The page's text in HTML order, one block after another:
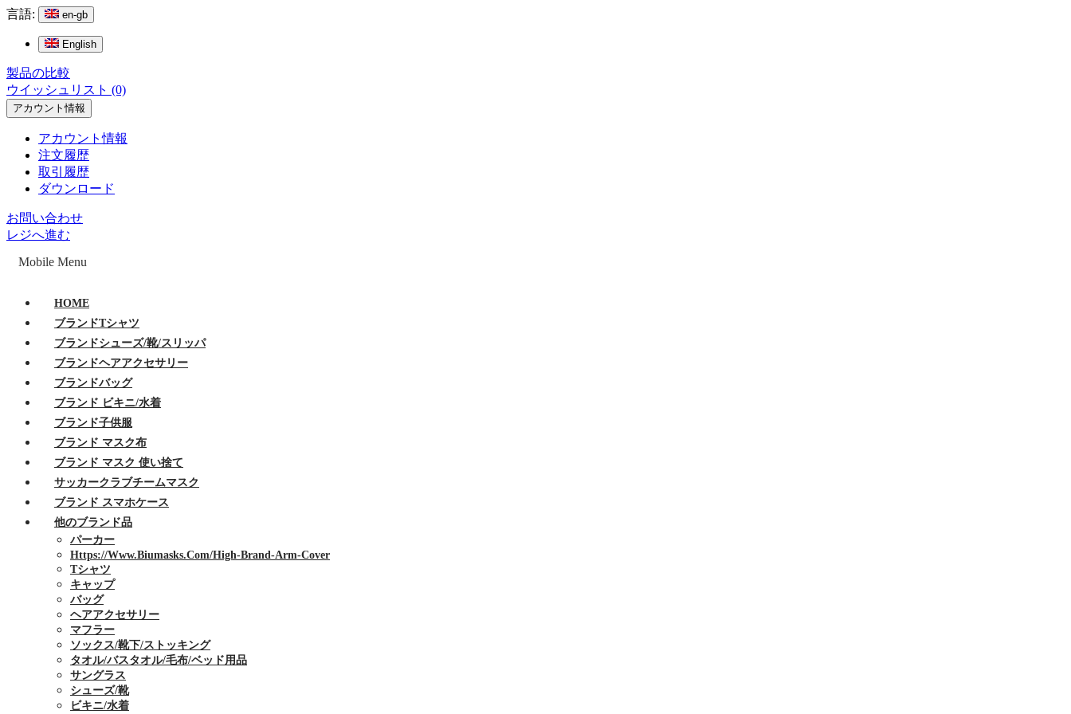
言語: en-gb
English
製品の比較
ウイッシュリスト (0)
アカウント情報
アカウント情報
注文履歴
取引履歴
ダウンロード
お問い合わせ
レジへ進む
Mobile Menu
HOME
ブランドTシャツ
ブランドシューズ/靴/スリッパ
ブランドヘアアクセサリー
ブランドバッグ
ブランド ビキニ/水着
ブランド子供服
ブランド マスク布
ブランド マスク 使い捨て
サッカークラブチームマスク
ブランド スマホケース
他のブランド品
パーカー
Https://www.biumasks.com/high-Brand-Arm-Cover
Tシャツ
キャップ
バッグ
ヘアアクセサリー
マフラー
ソックス/靴下/ストッキング
タオル/バスタオル/毛布/ベッド用品
サングラス
シューズ/靴
ビキニ/水着